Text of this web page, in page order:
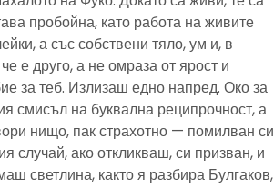
пробойна, като работа на живите
а със собствени тяло, ум и, в
е друго, а не омраза от ярост и
за теб. Излизаш едно напред. Око за
смисъл на буквална реципрочност, а
нищо, пак страхотно — помилван си
случай, ако откликваш, си призван, и
светлина, както я разбира Булгаков,